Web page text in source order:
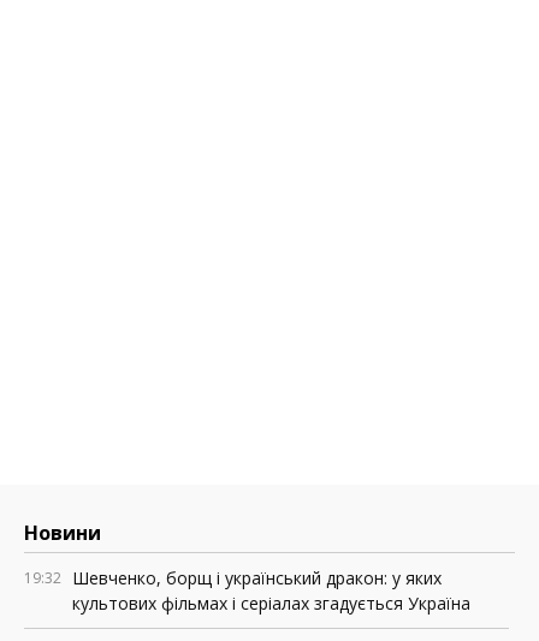
Новини
19:32 Шевченко, борщ і український дракон: у яких
культових фільмах і серіалах згадується Україна